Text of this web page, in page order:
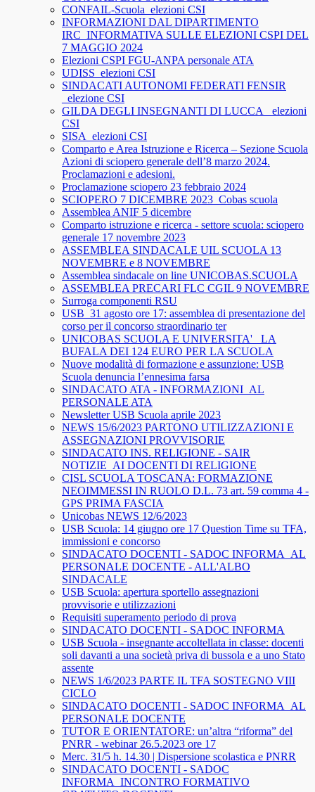
CONFAIL-Scuola_elezioni CSI
INFORMAZIONI DAL DIPARTIMENTO
IRC_INFORMATIVA SULLE ELEZIONI CSPI DEL
7 MAGGIO 2024
Elezioni CSPI FGU-ANPA personale ATA
UDISS_elezioni CSI
SINDACATI AUTONOMI FEDERATI FENSIR
_elezione CSI
GILDA DEGLI INSEGNANTI DI LUCCA_ elezioni
CSI
SISA_elezioni CSI
Comparto e Area Istruzione e Ricerca – Sezione Scuola
Azioni di sciopero generale dell’8 marzo 2024.
Proclamazioni e adesioni.
Proclamazione sciopero 23 febbraio 2024
SCIOPERO 7 DICEMBRE 2023_Cobas scuola
Assemblea ANIF 5 dicembre
Comparto istruzione e ricerca - settore scuola: sciopero
generale 17 novembre 2023
ASSEMBLEA SINDACALE UIL SCUOLA 13
NOVEMBRE e 8 NOVEMBRE
Assemblea sindacale on line UNICOBAS.SCUOLA
ASSEMBLEA PRECARI FLC CGIL 9 NOVEMBRE
Surroga componenti RSU
USB_31 agosto ore 17: assemblea di presentazione del
corso per il concorso straordinario ter
UNICOBAS SCUOLA E UNIVERSITA'_ LA
BUFALA DEI 124 EURO PER LA SCUOLA
Nuove modalità di formazione e assunzione: USB
Scuola denuncia l’ennesima farsa
SINDACATO ATA - INFORMAZIONI_AL
PERSONALE ATA
Newsletter USB Scuola aprile 2023
NEWS 15/6/2023 PARTONO UTILIZZAZIONI E
ASSEGNAZIONI PROVVISORIE
SINDACATO INS. RELIGIONE - SAIR
NOTIZIE_AI DOCENTI DI RELIGIONE
CISL SCUOLA TOSCANA: FORMAZIONE
NEOIMMESSI IN RUOLO D.L. 73 art. 59 comma 4 -
GPS PRIMA FASCIA
Unicobas NEWS 12/6/2023
USB Scuola: 14 giugno ore 17 Question Time su TFA,
immissioni e concorso
SINDACATO DOCENTI - SADOC INFORMA_AL
PERSONALE DOCENTE - ALL'ALBO
SINDACALE
USB Scuola: apertura sportello assegnazioni
provvisorie e utilizzazioni
Requisiti superamento periodo di prova
SINDACATO DOCENTI - SADOC INFORMA
USB Scuola - insegnante accoltellata in classe: docenti
soli davanti a una società priva di bussola e a uno Stato
assente
NEWS 1/6/2023 PARTE IL TFA SOSTEGNO VIII
CICLO
SINDACATO DOCENTI - SADOC INFORMA_AL
PERSONALE DOCENTE
TUTOR E ORIENTATORE: un’altra “riforma” del
PNRR - webinar 26.5.2023 ore 17
Merc. 31/5 h. 14.30 | Dispersione scolastica e PNRR
SINDACATO DOCENTI - SADOC
INFORMA_INCONTRO FORMATIVO